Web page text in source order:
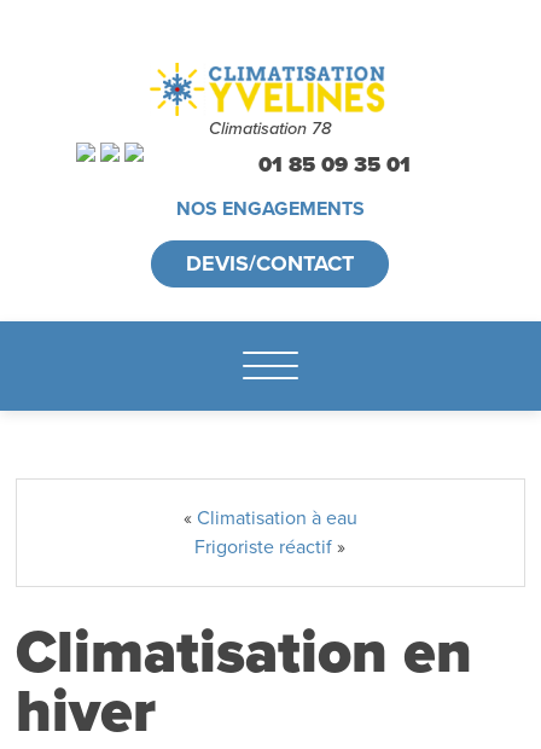
Climatisation 78
01 85 09 35 01
NOS ENGAGEMENTS
DEVIS/CONTACT
« Climatisation à eau
Frigoriste réactif »
Climatisation en
hiver